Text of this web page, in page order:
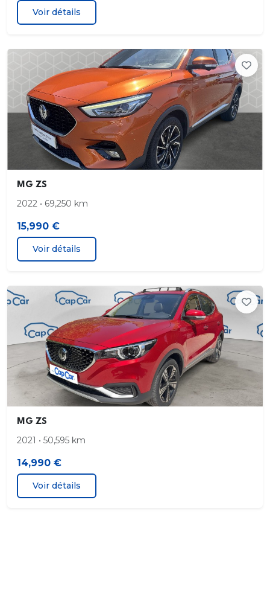
Voir détails
MG ZS
2022 • 69,250 km
15,990 €
Voir détails
MG ZS
2021 • 50,595 km
14,990 €
Voir détails